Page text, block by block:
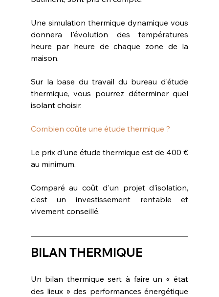
Une simulation thermique dynamique vous
donnera l'évolution des températures
heure par heure de chaque zone de la
maison.
Sur la base du travail du bureau d'étude
thermique, vous pourrez déterminer quel
isolant choisir.
Combien coûte une étude thermique ?
Le prix d'une étude thermique est de 400 €
au minimum.
Comparé au coût d'un projet d'isolation,
c'est un investissement rentable et
vivement conseillé.
BILAN THERMIQUE
Un bilan thermique sert à faire un « état
des lieux » des performances énergétique